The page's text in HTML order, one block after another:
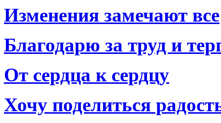
Изменения замечают все
Благодарю за труд и
От сердца к сердцу
Хочу поделиться